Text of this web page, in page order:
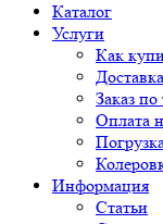
Каталог
Услуги
Как
Заказ
Оплата
Информация
Статьи